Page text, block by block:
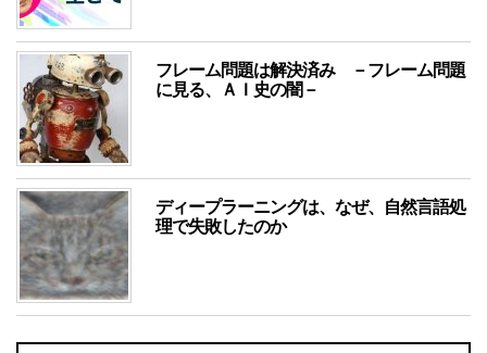
フレーム問題は解決済み －フレーム問題
に見る、ＡＩ史の闇－
ディープラーニングは、なぜ、自然言語処
理で失敗したのか